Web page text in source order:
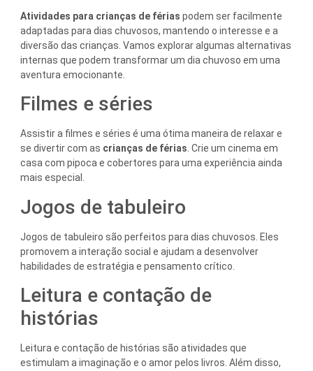
Atividades para crianças de férias podem ser facilmente
adaptadas para dias chuvosos, mantendo o interesse e a
diversão das crianças. Vamos explorar algumas alternativas
internas que podem transformar um dia chuvoso em uma
aventura emocionante.
Filmes e séries
Assistir a filmes e séries é uma ótima maneira de relaxar e
se divertir com as crianças de férias. Crie um cinema em
casa com pipoca e cobertores para uma experiência ainda
mais especial.
Jogos de tabuleiro
Jogos de tabuleiro são perfeitos para dias chuvosos. Eles
promovem a interação social e ajudam a desenvolver
habilidades de estratégia e pensamento crítico.
Leitura e contação de
histórias
Leitura e contação de histórias são atividades que
estimulam a imaginação e o amor pelos livros. Além disso,